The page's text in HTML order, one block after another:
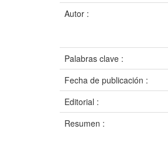
Autor :
Palabras clave :
Fecha de publicación :
Editorial :
Resumen :